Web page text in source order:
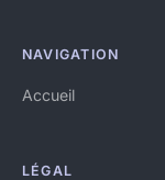
NAVIGATION
Accueil
LÉGAL